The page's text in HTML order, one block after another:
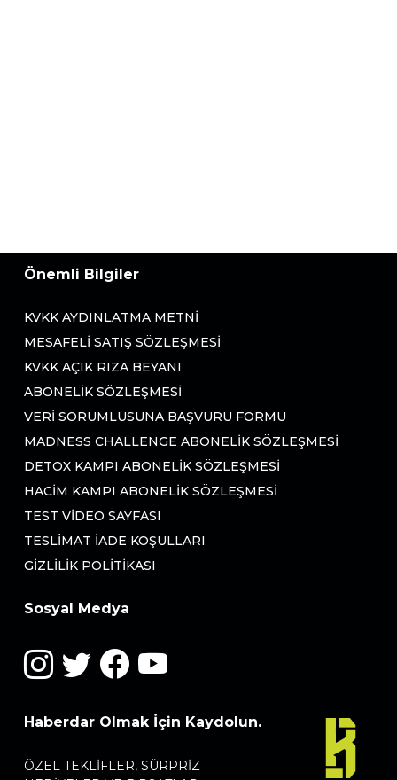
Önemli Bilgiler
KVKK AYDINLATMA METNI
MESAFELI SATIŞ SÖZLEŞMESI
KVKK AÇIK RIZA BEYANI
ABONELIK SÖZLEŞMESI
VERI SORUMLUSUNA BAŞVURU FORMU
MADNESS CHALLENGE ABONELIK SÖZLEŞMESI
DETOX KAMPI ABONELIK SÖZLEŞMESI
HACIM KAMPI ABONELIK SÖZLEŞMESI
TEST VIDEO SAYFASI
TESLIMAT İADE KOŞULLARI
GIZLILIK POLITIKASI
Sosyal Medya
Haberdar Olmak İçin Kaydolun.
ÖZEL TEKLIFLER, SÜRPRIZ